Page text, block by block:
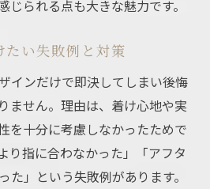
じられる点も大きな魅力です。
たい失敗例と対策
インだけで即決してしまい後悔
ません。理由は、着け心地や実
を十分に考慮しなかったためで
り指に合わなかった」「アフタ
た」という失敗例があります。